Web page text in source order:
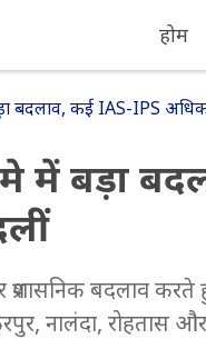
होम
बदलाव, कई IAS-IPS
में बड़ा
प्रशासनिक बदलाव
नालंदा, रोहतास